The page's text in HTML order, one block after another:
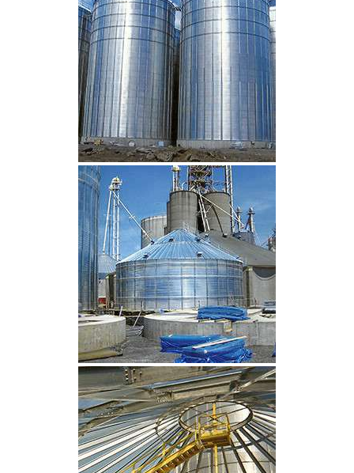
CLIQUEZ POUR AGRANDIR
CLIQUEZ POUR AGRANDIR